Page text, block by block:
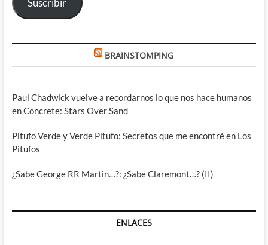
Suscribir
BRAINSTOMPING
Paul Chadwick vuelve a recordarnos lo que nos hace humanos
en Concrete: Stars Over Sand
Pitufo Verde y Verde Pitufo: Secretos que me encontré en Los
Pitufos
¿Sabe George RR Martin…?: ¿Sabe Claremont…? (II)
ENLACES